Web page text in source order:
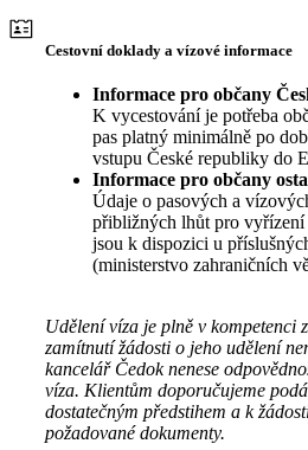
Cestovní doklady a vízové informace
Informace pro občany
K vycestování je potřeba
pas platný minimálně po
vstupu České republiky do
Informace pro občany
Údaje o pasových a
přibližných lhůt pro
jsou k dispozici u
(ministerstvo zahraničních
Udělení víza je plně v kompetenci
zamítnutí žádosti o jeho udělení
kancelář Čedok nenese
víza. Klientům doporučujeme
dostatečným předstihem a k
požadované dokumenty.